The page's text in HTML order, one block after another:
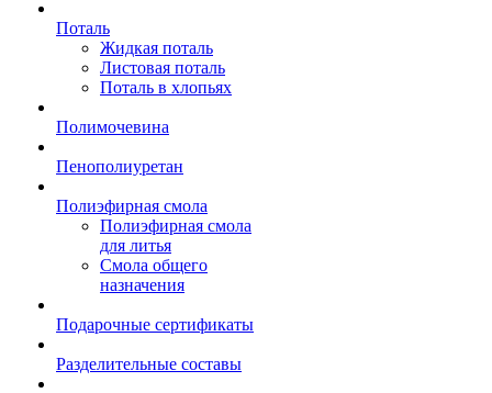
Поталь
Жидкая поталь
Листовая поталь
Поталь в хлопьях
Полимочевина
Пенополиуретан
Полиэфирная смола
Полиэфирная смола
для литья
Смола общего
назначения
Подарочные сертификаты
Разделительные составы